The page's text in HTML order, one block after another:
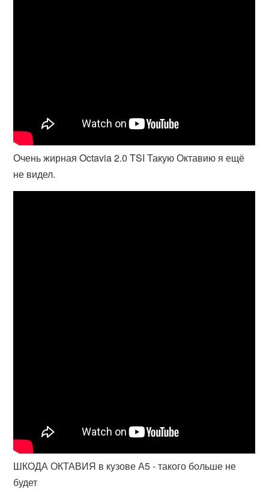
Очень жирная Octavia 2.0 TSI Такую Октавию я ещё
не видел.
ШКОДА ОКТАВИЯ в кузове А5 - такого больше не
будет